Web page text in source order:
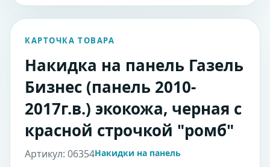
КАРТОЧКА ТОВАРА
Накидка на панель Газель
Бизнес (панель 2010-
2017г.в.) экокожа, черная с
красной строчкой "ромб"
Артикул: 06354Накидки на панель